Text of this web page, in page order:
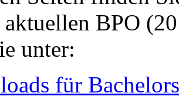
aktuellen BPO
unter:
für